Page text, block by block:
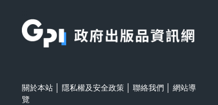
關於本站 隱私權及安全政策 聯絡我們
網站導
覽